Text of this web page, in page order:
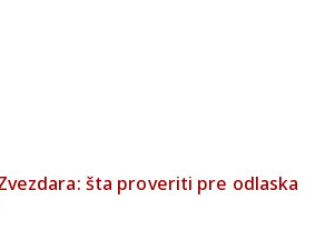
šta proveriti pre odlaska